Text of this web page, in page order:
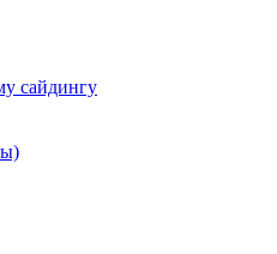
сайдингу